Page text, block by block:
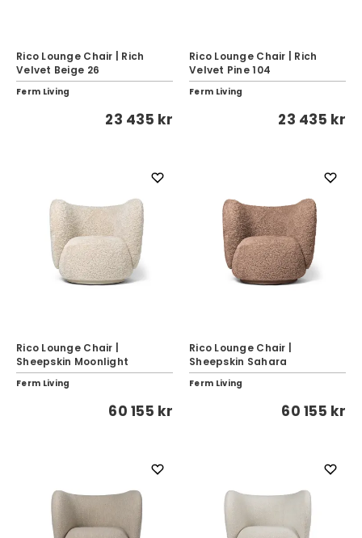
Rico Lounge Chair | Rich
Velvet Beige 26
Ferm Living
23 435 kr
Rico Lounge Chair | Rich
Velvet Pine 104
Ferm Living
23 435 kr
Rico Lounge Chair |
Sheepskin Moonlight
Ferm Living
60 155 kr
Rico Lounge Chair |
Sheepskin Sahara
Ferm Living
60 155 kr